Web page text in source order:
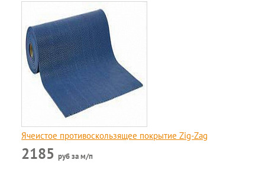
Ячеистое противоскользящее покрытие Zig-Zag
2185руб за м/п